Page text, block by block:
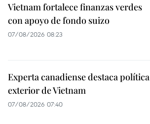
Vietnam fortalece finanzas verdes
con apoyo de fondo suizo
07/08/2026 08:23
Experta canadiense destaca política
exterior de Vietnam
07/08/2026 07:40